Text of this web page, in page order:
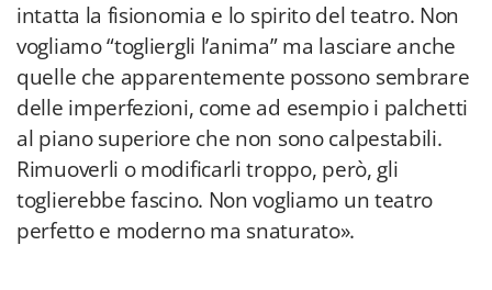
intatta la fisionomia e lo spirito del teatro. Non
vogliamo “togliergli l’anima” ma lasciare anche
quelle che apparentemente possono sembrare
delle imperfezioni, come ad esempio i palchetti
al piano superiore che non sono calpestabili.
Rimuoverli o modificarli troppo, però, gli
toglierebbe fascino. Non vogliamo un teatro
perfetto e moderno ma snaturato».